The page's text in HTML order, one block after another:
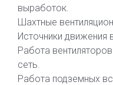
выработок.
Шахтные
Источники движения
Работа
сеть.
Работа подземных